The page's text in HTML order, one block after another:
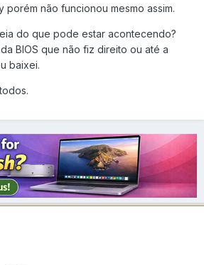
porém não funcionou mesmo assim.
do que pode estar acontecendo?
BIOS que não fiz direito ou até a
baixei.